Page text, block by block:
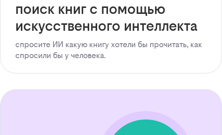
поиск книг с помощью
искусственного интеллекта
спросите ИИ какую книгу хотели бы прочитать, как
спросили бы у человека.